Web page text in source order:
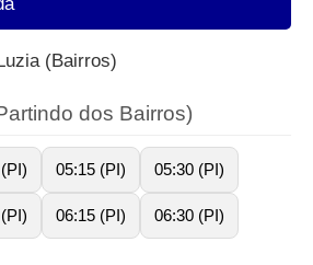
(Bairros)
dos Bairros)
05:15 (PI) 05:30 (PI)
06:15 (PI) 06:30 (PI)